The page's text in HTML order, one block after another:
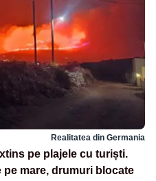
Realitatea din Germania
pe plajele cu turiști.
mare, drumuri blocate